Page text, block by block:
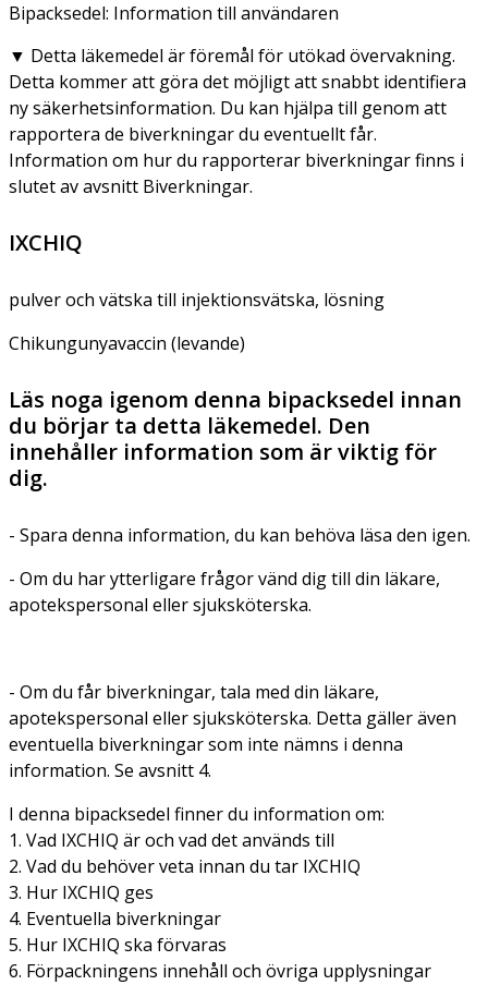
Bipacksedel: Information till användaren
▼ Detta läkemedel är föremål för utökad övervakning.
Detta kommer att göra det möjligt att snabbt identifiera
ny säkerhetsinformation. Du kan hjälpa till genom att
rapportera de biverkningar du eventuellt får.
Information om hur du rapporterar biverkningar finns i
slutet av avsnitt Biverkningar.
IXCHIQ
pulver och vätska till injektionsvätska, lösning
Chikungunyavaccin (levande)
Läs noga igenom denna bipacksedel innan
du börjar ta detta läkemedel. Den
innehåller information som är viktig för
dig.
- Spara denna information, du kan behöva läsa den igen.
- Om du har ytterligare frågor vänd dig till din läkare,
apotekspersonal eller sjuksköterska.
- Om du får biverkningar, tala med din läkare,
apotekspersonal eller sjuksköterska. Detta gäller även
eventuella biverkningar som inte nämns i denna
information. Se avsnitt 4.
I denna bipacksedel finner du information om:
1. Vad IXCHIQ är och vad det används till
2. Vad du behöver veta innan du tar IXCHIQ
3. Hur IXCHIQ ges
4. Eventuella biverkningar
5. Hur IXCHIQ ska förvaras
6. Förpackningens innehåll och övriga upplysningar